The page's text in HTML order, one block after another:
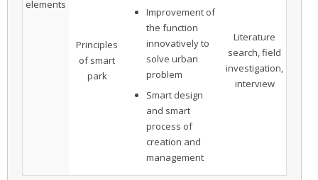
elements
Principles
of smart
park
Improvement of
the function
innovatively to
solve urban
problem
Smart design
and smart
process of
creation and
management
Literature
search, field
investigation,
interview